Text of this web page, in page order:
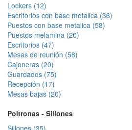
Lockers (12)
Escritorios con base metalica (36)
Puestos con base metalica (58)
Puestos melamina (20)
Escritorios (47)
Mesas de reunión (58)
Cajoneras (20)
Guardados (75)
Recepción (17)
Mesas bajas (20)
Poltronas - Sillones
Sillones (35)